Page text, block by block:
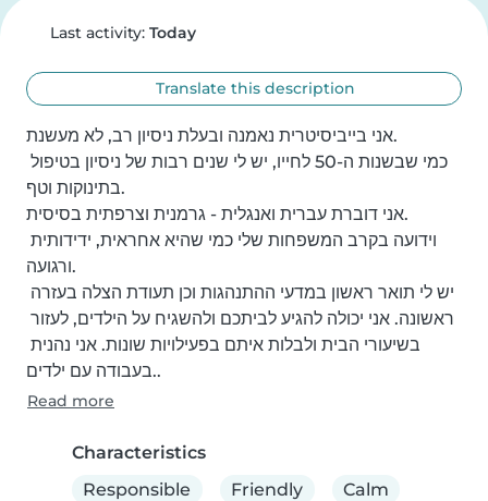
Last activity: Today
Translate this description
אני בייביסיטרית נאמנה ובעלת ניסיון רב, לא מעשנת.
בתינוקות וטף.
אני דוברת עברית ואנגלית - גרמנית וצרפתית בסיסית.
ורגועה.
בעבודה עם ילדים..
Read more
Characteristics
Responsible
Friendly Calm